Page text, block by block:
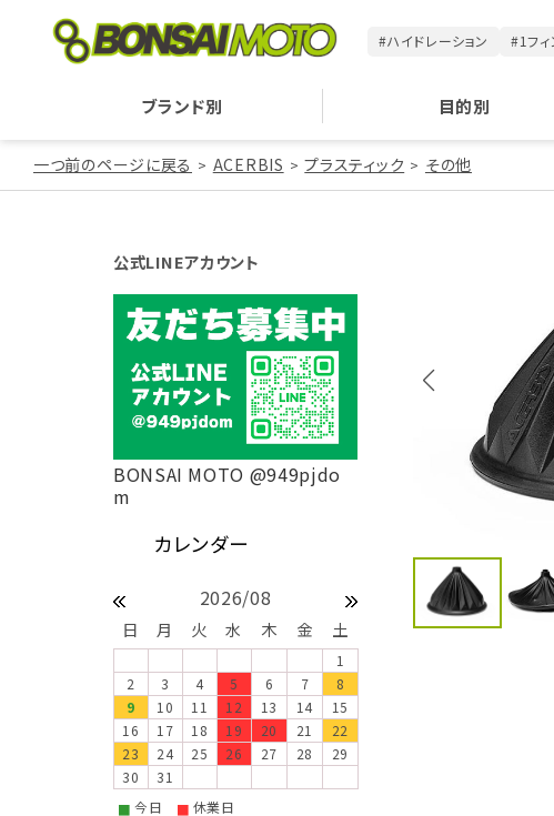
#ハイドレーション #1フィ
ブランド別 目的別
一つ前のページに戻る ACERBIS プラスティック その他
公式LINEアカウント
BONSAI MOTO @949pjdo
m
2026/08
日 月 火 水 木 金 土
1
2
3 4 5 6 7
8
9
10 11 12 13 14
15
16
17 18 19 20 21
22
23
24 25 26 27 28
29
30
31
■ 今日 ■ 休業日